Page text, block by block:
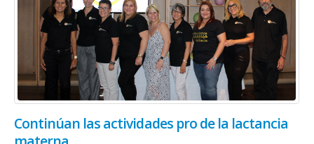
Continúan las actividades pro de la lactancia